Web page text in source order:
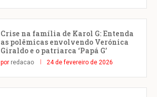
Crise na família de Karol G: Entenda
as polêmicas envolvendo Verónica
Giraldo e o patriarca ‘Papá G’
por redacao 24 de fevereiro de 2026